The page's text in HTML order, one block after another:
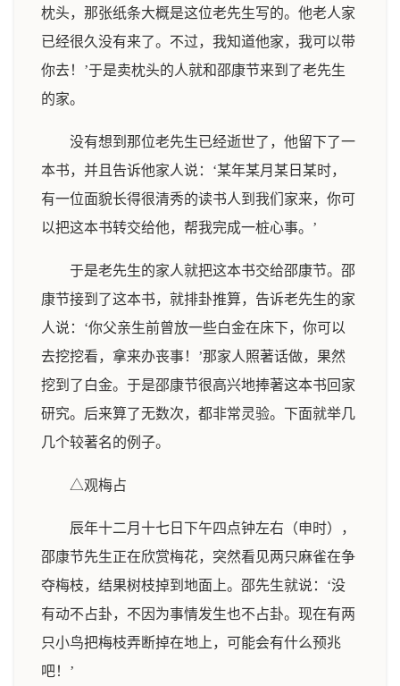
枕头，那张纸条大概是这位老先生写的。他老人家
已经很久没有来了。不过，我知道他家，我可以带
你去！’于是卖枕头的人就和邵康节来到了老先生
的家。
没有想到那位老先生已经逝世了，他留下了一
本书，并且告诉他家人说：‘某年某月某日某时，
有一位面貌长得很清秀的读书人到我们家来，你可
以把这本书转交给他，帮我完成一桩心事。’
于是老先生的家人就把这本书交给邵康节。邵
康节接到了这本书，就排卦推算，告诉老先生的家
人说：‘你父亲生前曾放一些白金在床下，你可以
去挖挖看，拿来办丧事！’那家人照著话做，果然
挖到了白金。于是邵康节很高兴地捧著这本书回家
研究。后来算了无数次，都非常灵验。下面就举几
几个较著名的例子。
△观梅占
辰年十二月十七日下午四点钟左右（申时），
邵康节先生正在欣赏梅花，突然看见两只麻雀在争
夺梅枝，结果树枝掉到地面上。邵先生就说：‘没
有动不占卦，不因为事情发生也不占卦。现在有两
只小鸟把梅枝弄断掉在地上，可能会有什么预兆
吧！’